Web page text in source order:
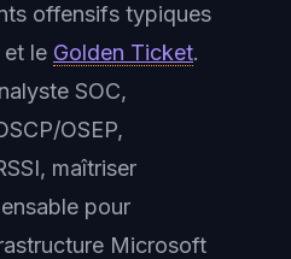
offensifs typiques
et le Golden Ticket.
SOC,
OSEP,
maîtriser
pour
Microsoft